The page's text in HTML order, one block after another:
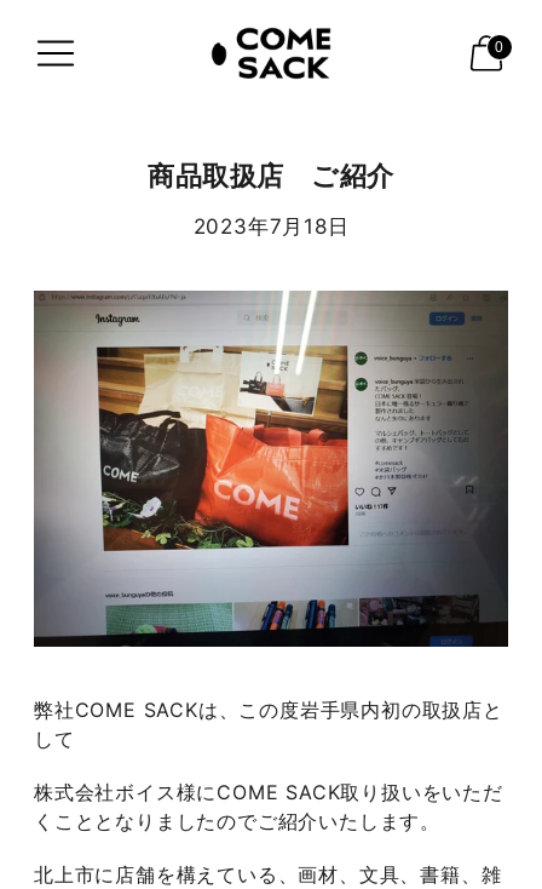
0
商品取扱店 ご紹介
2023年7月18日
弊社COME SACKは、この度岩手県内初の取扱店と
して
株式会社ボイス様にCOME SACK取り扱いをいただ
くこととなりましたのでご紹介いたします。
北上市に店舗を構えている、画材、文具、書籍、雑